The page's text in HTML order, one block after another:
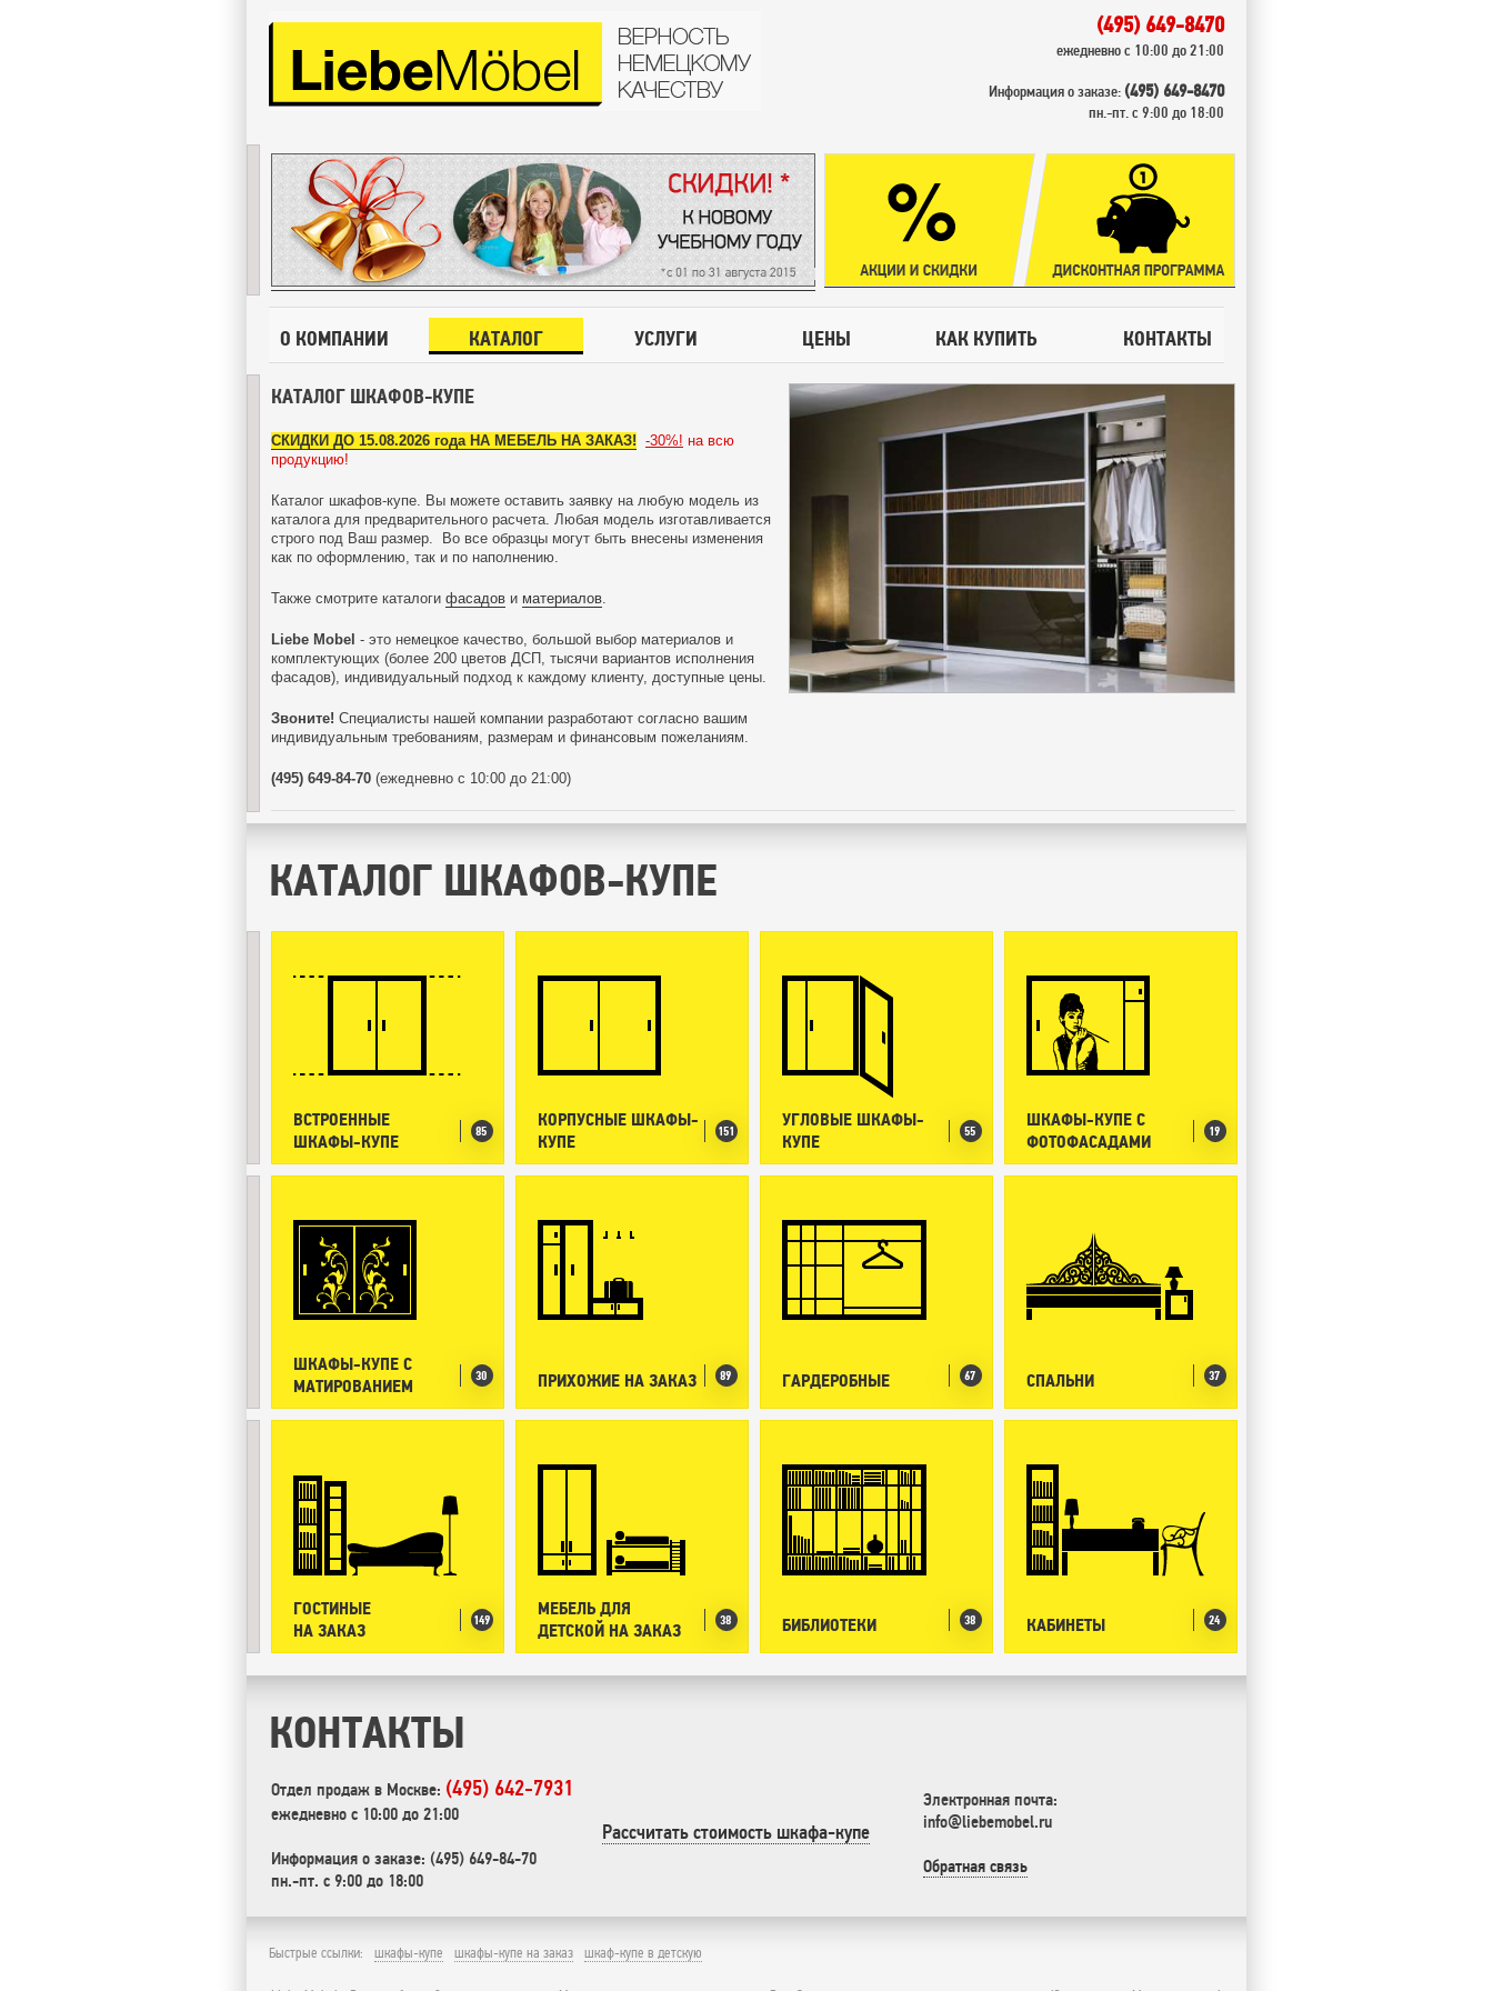
(495) 649-8470
ежедневно с 10:00 до 21:00
Информация о заказе:(495) 649-8470
пн.-пт. с 9:00 до 18:00
О КОМПАНИИ КАТАЛОГ УСЛУГИ ЦЕНЫ КАК КУПИТЬ КОНТАКТЫ
КАТАЛОГ ШКАФОВ-КУПЕ
СКИДКИ ДО 15.08.2026 года НА МЕБЕЛЬ НА ЗАКАЗ! -30%! на всю
продукцию!
Каталог шкафов-купе. Вы можете оставить заявку на любую модель из
каталога для предварительного расчета. Любая модель изготавливается
строго под Ваш размер. Во все образцы могут быть внесены изменения
как по оформлению, так и по наполнению.
Также смотрите каталоги фасадов и материалов.
Liebe Mobel - это немецкое качество, большой выбор материалов и
комплектующих (более 200 цветов ДСП, тысячи вариантов исполнения
фасадов), индивидуальный подход к каждому клиенту, доступные цены.
Звоните! Специалисты нашей компании разработают согласно вашим
индивидуальным требованиям, размерам и финансовым пожеланиям.
(495) 649-84-70 (ежедневно с 10:00 до 21:00)
КАТАЛОГ ШКАФОВ-КУПЕ
ВСТРОЕННЫЕ
ШКАФЫ-КУПЕ
85
КОРПУСНЫЕ ШКАФЫ-
КУПЕ
151
УГЛОВЫЕ ШКАФЫ-
КУПЕ
55
ШКАФЫ-КУПЕ С
ФОТОФАСАДАМИ
19
ШКАФЫ-КУПЕ С
МАТИРОВАНИЕМ
30 ПРИХОЖИЕ НА ЗАКАЗ 89 ГАРДЕРОБНЫЕ 67 СПАЛЬНИ 37
ГОСТИНЫЕ
НА ЗАКАЗ
149
МЕБЕЛЬ ДЛЯ
ДЕТСКОЙ НА ЗАКАЗ
38 БИБЛИОТЕКИ 38 КАБИНЕТЫ 24
КОНТАКТЫ
Отдел продаж в Москве: (495) 642-7931
ежедневно с 10:00 до 21:00
Информация о заказе: (495) 649-84-70
пн.-пт. с 9:00 до 18:00
Рассчитать стоимость шкафа-купе
Электронная почта:
info@liebemobel.ru
Обратная связь
Быстрые ссылки: шкафы-купе шкафы-купе на заказ шкаф-купе в детскую